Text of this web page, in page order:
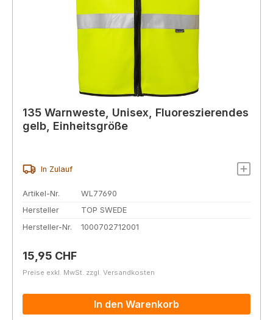
135 Warnweste, Unisex, Fluoreszierendes
gelb, Einheitsgröße
In Zulauf
Artikel-Nr.
WL77690
Hersteller
TOP SWEDE
Hersteller-Nr.
1000702712001
Regulärer Preis:
15,95 CHF
Preise exkl. MwSt. zzgl. Versandkosten
In den Warenkorb